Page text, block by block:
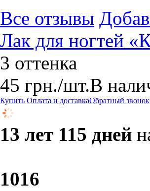
Все отзывы
Лак для ногтей
3 оттенка
45 грн./шт.В
Купить Оплата и доставкаОбратный звонок
13 лет 115 дней
1016